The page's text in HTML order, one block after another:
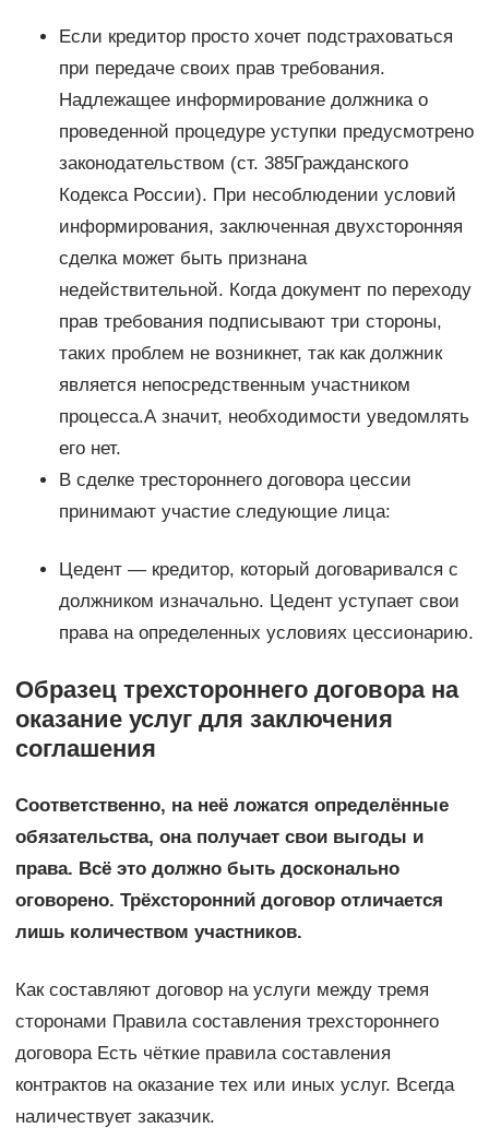
Если кредитор просто хочет подстраховаться
при передаче своих прав требования.
Надлежащее информирование должника о
проведенной процедуре уступки предусмотрено
законодательством (ст. 385Гражданского
Кодекса России). При несоблюдении условий
информирования, заключенная двухсторонняя
сделка может быть признана
недействительной. Когда документ по переходу
прав требования подписывают три стороны,
таких проблем не возникнет, так как должник
является непосредственным участником
процесса.А значит, необходимости уведомлять
его нет.
В сделке трестороннего договора цессии
принимают участие следующие лица:
Цедент — кредитор, который договаривался с
должником изначально. Цедент уступает свои
права на определенных условиях цессионарию.
Образец трехстороннего договора на
оказание услуг для заключения
соглашения
Соответственно, на неё ложатся определённые
обязательства, она получает свои выгоды и
права. Всё это должно быть досконально
оговорено. Трёхсторонний договор отличается
лишь количеством участников.
Как составляют договор на услуги между тремя
сторонами Правила составления трехстороннего
договора Есть чёткие правила составления
контрактов на оказание тех или иных услуг. Всегда
наличествует заказчик.